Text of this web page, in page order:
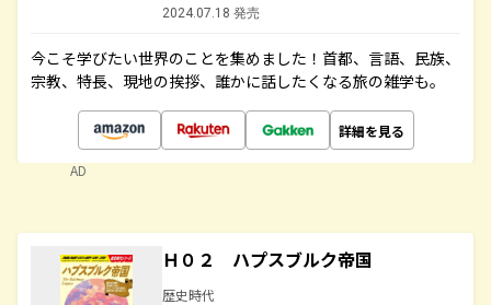
2024.07.18 発売
今こそ学びたい世界のことを集めました！首都、言語、民族、
宗教、特長、現地の挨拶、誰かに話したくなる旅の雑学も。
詳細を見る
AD
Ｈ０２ ハプスブルク帝国
歴史時代